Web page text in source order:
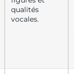
qualités
vocales.